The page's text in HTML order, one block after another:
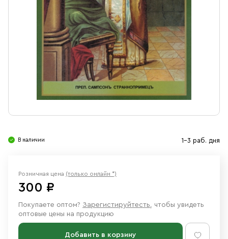
Ювелирные изделия
В наличии 1-3 раб. дня
Розничная цена (только онлайн *)
300 ₽
Покупаете оптом? Зарегистируйтесть, чтобы увидеть
оптовые цены на продукцию
Добавить в корзину